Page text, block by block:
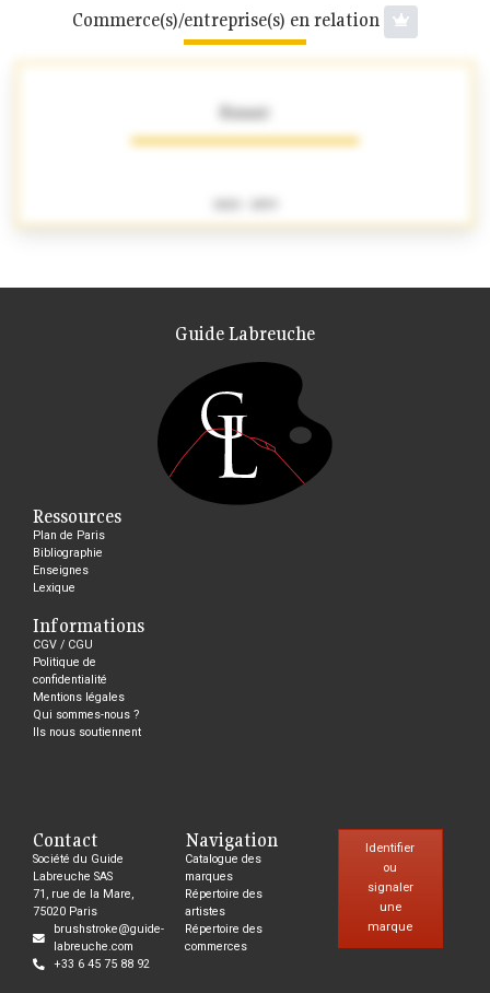
Commerce(s)/entreprise(s) en relation
Binant
Guide Labreuche
Ressources
Plan de Paris
Bibliographie
Enseignes
Lexique
Informations
CGV / CGU
Politique de
confidentialité
Mentions légales
Qui sommes-nous ?
Ils nous soutiennent
Contact
Société du Guide
Labreuche SAS
71, rue de la Mare,
75020 Paris
brushstroke@guide-
labreuche.com
+33 6 45 75 88 92
Navigation
Catalogue des
marques
Répertoire des
artistes
Répertoire des
commerces
Identifier
ou
signaler
une
marque